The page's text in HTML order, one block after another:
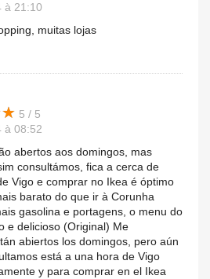
à 21:10
muitas lojas
★
★ 5 / 5
à 08:52
abertos aos domingos, mas
consultámos, fica a cerca de
Vigo e comprar no Ikea é óptimo
barato do que ir à Corunha
gasolina e portagens, o menu do
e delicioso (Original) Me
abiertos los domingos, pero aún
está a una hora de Vigo
y para comprar en el Ikea